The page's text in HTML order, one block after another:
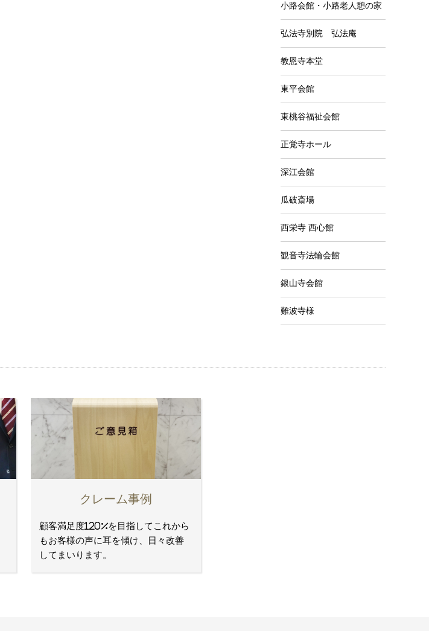
小路会館・小路老人憩の家
弘法寺別院 弘法庵
教恩寺本堂
東平会館
東桃谷福祉会館
正覚寺ホール
深江会館
瓜破斎場
西栄寺 西心館
観音寺法輪会館
銀山寺会館
難波寺様
クレーム事例
顧客満足度120%を目指してこれから
もお客様の声に耳を傾け、日々改善
してまいります。